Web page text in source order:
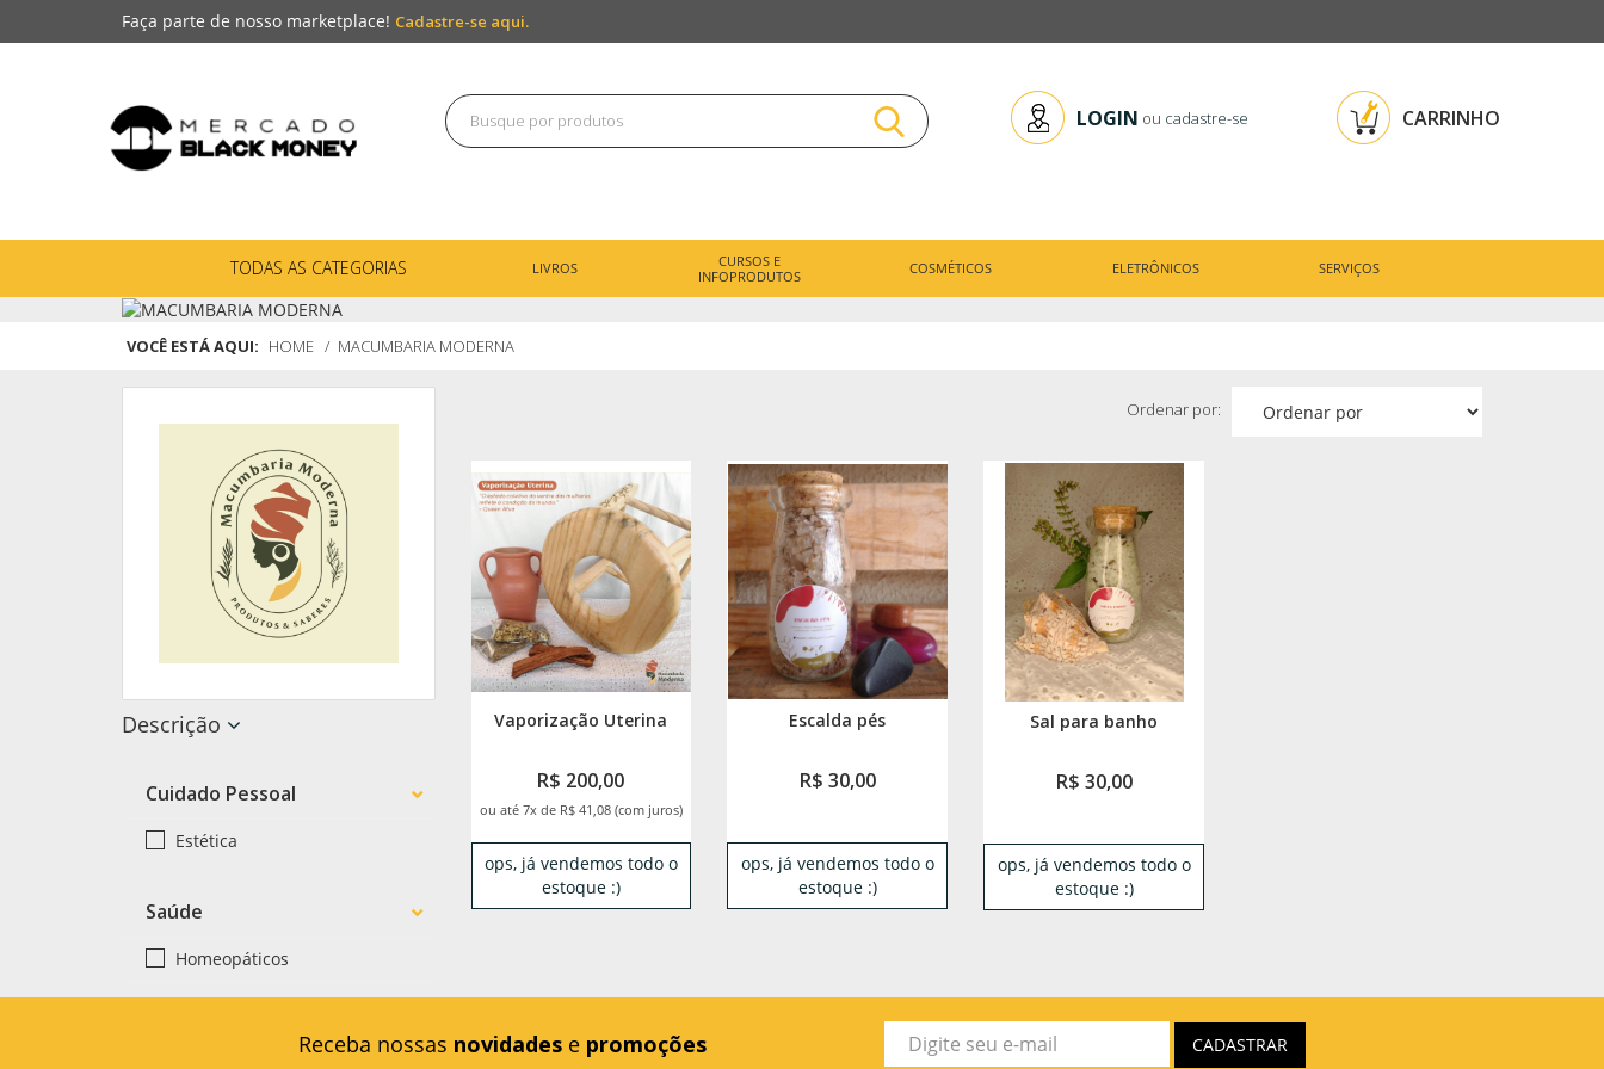
Faça parte de nosso marketplace! Cadastre-se aqui.
LOGIN ou cadastre-se CARRINHO
TODAS AS CATEGORIAS LIVROS
CURSOS E
INFOPRODUTOS
COSMÉTICOS ELETRÔNICOS SERVIÇOS
VOCÊ ESTÁ AQUI: HOME MACUMBARIA MODERNA
Descrição
Cuidado Pessoal
Estética
Saúde
Homeopáticos
Ordenar por:
Vaporização Uterina
R$ 200,00
ou até 7x de R$ 41,08 (com juros)
ops, já vendemos todo o
estoque :)
Escalda pés
R$ 30,00
ops, já vendemos todo o
estoque :)
Sal para banho
R$ 30,00
ops, já vendemos todo o
estoque :)
Receba nossas novidades e promoções